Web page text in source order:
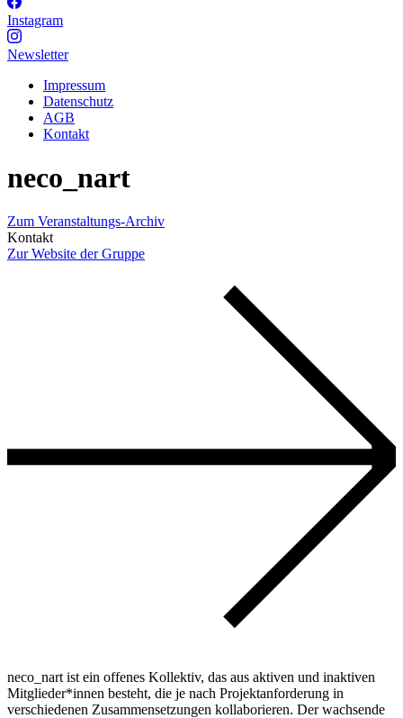
Instagram
Newsletter
Impressum
Datenschutz
AGB
Kontakt
neco_nart
Zum Veranstaltungs-Archiv
Kontakt
Zur Website der Gruppe
neco_nart ist ein offenes Kollektiv, das aus aktiven und inaktiven
Mitglieder*innen besteht, die je nach Projektanforderung in
verschiedenen Zusammensetzungen kollaborieren. Der wachsende